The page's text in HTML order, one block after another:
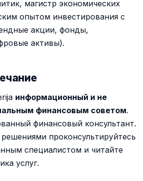
магистр экономических
опытом инвестирования с
акции, фонды,
активы).
информационный и не
финансовым советом.
финансовый консультант.
проконсультируйтесь
специалистом и читайте
услуг.